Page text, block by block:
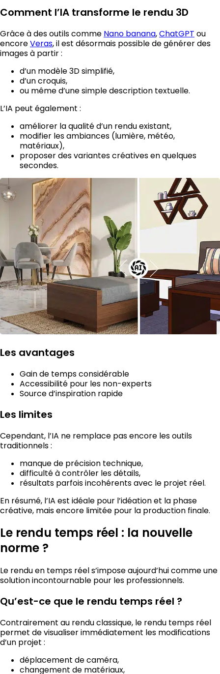
Comment l’IA transforme le rendu 3D
Grâce à des outils comme Nano banana, ChatGPT ou
encore Veras, il est désormais possible de générer des
images à partir :
d’un modèle 3D simplifié,
d’un croquis,
ou même d’une simple description textuelle.
L’IA peut également :
améliorer la qualité d’un rendu existant,
modifier les ambiances (lumière, météo,
matériaux),
proposer des variantes créatives en quelques
secondes.
Les avantages
Gain de temps considérable
Accessibilité pour les non-experts
Source d’inspiration rapide
Les limites
Cependant, l’IA ne remplace pas encore les outils
traditionnels :
manque de précision technique,
difficulté à contrôler les détails,
résultats parfois incohérents avec le projet réel.
En résumé, l’IA est idéale pour l’idéation et la phase
créative, mais encore limitée pour la production finale.
Le rendu temps réel : la nouvelle
norme ?
Le rendu en temps réel s’impose aujourd’hui comme une
solution incontournable pour les professionnels.
Qu’est-ce que le rendu temps réel ?
Contrairement au rendu classique, le rendu temps réel
permet de visualiser immédiatement les modifications
d’un projet :
déplacement de caméra,
changement de matériaux,